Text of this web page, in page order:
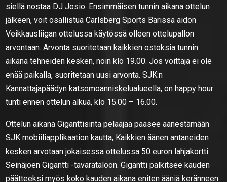
siellä nostaa DJ Josio. Ensimmäisen tunnin aikana ottelun
jälkeen, voit osallistua Carlsberg Sports Barissa aidon
Veikkausliigan ottelussa käytössä olleen ottelupallon
arvontaan. Arvonta suoritetaan kaikkien ostoksia tunnin
aikana tehneiden kesken, noin klo 19.00. Jos voittaja ei ole
enää paikalla, suoritetaan uusi arvonta. SJK:n
Kannattajapäädyn katsomoanniskelualueella, on happy hour
tunti ennen ottelun alkua, klo 15.00 – 16.00.
Ottelun aikana Giganttisinta pelaajaa pääsee äänestämään
SJK mobiiliapplikaation kautta, Kaikkien äänen antaneiden
kesken arvotaan jokaisessa ottelussa 50 euron lahjakortti
Seinäjoen Gigantti -tavarataloon. Gigantti palkitsee kauden
päätteeksi myös koko kauden aikana eniten ääniä keränneen